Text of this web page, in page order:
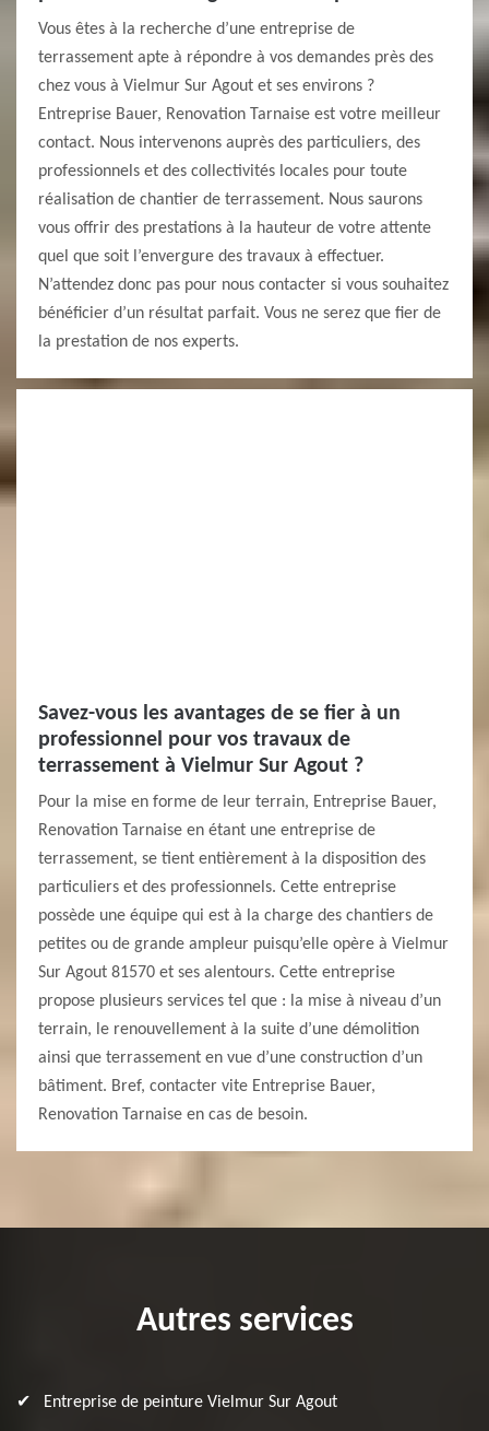
Vous êtes à la recherche d’une entreprise de
terrassement apte à répondre à vos demandes près des
chez vous à Vielmur Sur Agout et ses environs ?
Entreprise Bauer, Renovation Tarnaise est votre meilleur
contact. Nous intervenons auprès des particuliers, des
professionnels et des collectivités locales pour toute
réalisation de chantier de terrassement. Nous saurons
vous offrir des prestations à la hauteur de votre attente
quel que soit l’envergure des travaux à effectuer.
N’attendez donc pas pour nous contacter si vous souhaitez
bénéficier d’un résultat parfait. Vous ne serez que fier de
la prestation de nos experts.
Savez-vous les avantages de se fier à un
professionnel pour vos travaux de
terrassement à Vielmur Sur Agout ?
Pour la mise en forme de leur terrain, Entreprise Bauer,
Renovation Tarnaise en étant une entreprise de
terrassement, se tient entièrement à la disposition des
particuliers et des professionnels. Cette entreprise
possède une équipe qui est à la charge des chantiers de
petites ou de grande ampleur puisqu’elle opère à Vielmur
Sur Agout 81570 et ses alentours. Cette entreprise
propose plusieurs services tel que : la mise à niveau d’un
terrain, le renouvellement à la suite d’une démolition
ainsi que terrassement en vue d’une construction d’un
bâtiment. Bref, contacter vite Entreprise Bauer,
Renovation Tarnaise en cas de besoin.
Autres services
Entreprise de peinture Vielmur Sur Agout